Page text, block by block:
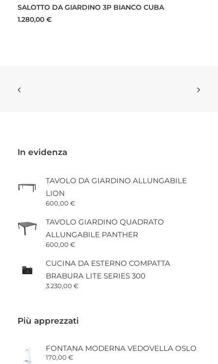
SALOTTO DA GIARDINO 3P BIANCO CUBA
1.280,00 €
In evidenza
TAVOLO DA GIARDINO ALLUNGABILE
LION
600,00 €
TAVOLO GIARDINO QUADRATO
ALLUNGABILE PANTHER
600,00 €
CUCINA DA ESTERNO COMPATTA
BRABURA LITE SERIES 300
3.230,00 €
Più apprezzati
FONTANA MODERNA VEDOVELLA OSLO
170,00 €